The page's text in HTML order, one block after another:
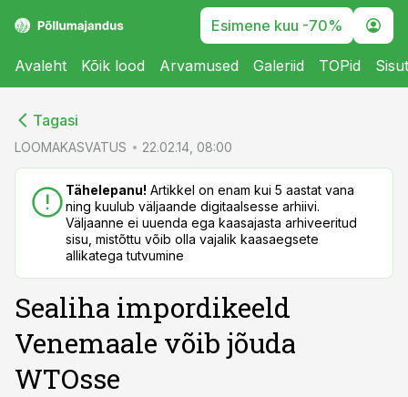
Esimene kuu -70%
Avaleht Kõik lood Arvamused Galeriid TOPid
Tagasi
LOOMAKASVATUS 22.02.14, 08:00
Tähelepanu! Artikkel on enam kui 5 aastat vana
ning kuulub väljaande digitaalsesse arhiivi.
Väljaanne ei uuenda ega kaasajasta arhiveeritud
sisu, mistõttu võib olla vajalik kaasaegsete
allikatega tutvumine
Sealiha impordikeeld
Venemaale võib jõuda
WTOsse